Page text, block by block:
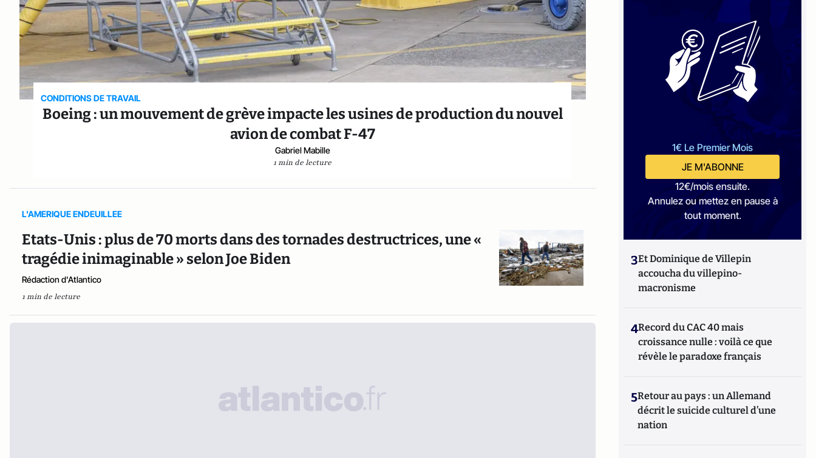
CONDITIONS DE TRAVAIL
Boeing : un mouvement de grève impacte les usines de production du nouvel
avion de combat F-47
Gabriel Mabille
1 min de lecture
L'AMERIQUE ENDEUILLEE
Etats-Unis : plus de 70 morts dans des tornades destructrices, une «
tragédie inimaginable » selon Joe Biden
Rédaction d'Atlantico
1 min de lecture
1€ Le Premier Mois
JE M'ABONNE
12€/mois ensuite.
Annulez ou mettez en pause à
tout moment.
3Et Dominique de Villepin
accoucha du villepino-
macronisme
4Record du CAC 40 mais
croissance nulle : voilà ce que
révèle le paradoxe français
5Retour au pays : un Allemand
décrit le suicide culturel d’une
nation